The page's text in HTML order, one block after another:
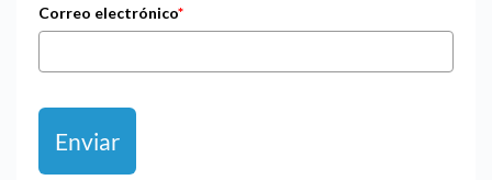
Correo electrónico*
Enviar